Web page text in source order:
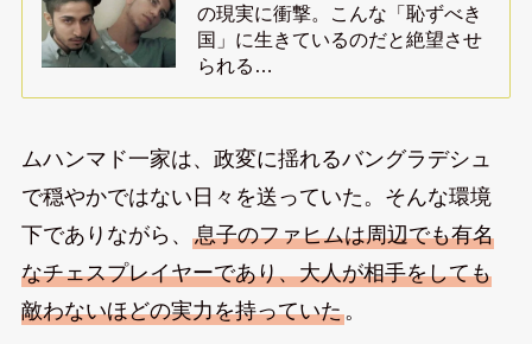
の現実に衝撃。こんな「恥ずべき
国」に生きているのだと絶望させ
られる…
ムハンマド一家は、政変に揺れるバングラデシュ
で穏やかではない日々を送っていた。そんな環境
下でありながら、 息子のファヒムは周辺でも有名
なチェスプレイヤーであり、大人が相手をしても
敵わないほどの実力を持っていた。